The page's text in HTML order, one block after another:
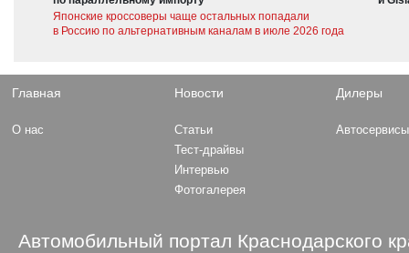
Японские кроссоверы чаще остальных попадали
в Россию по альтернативным каналам в июле 2026 года
Главная
О нас
Новости
Статьи
Тест-драйвы
Интервью
Фотогалерея
Дилеры
Автосервисы
Автомобильный портал Краснодарского